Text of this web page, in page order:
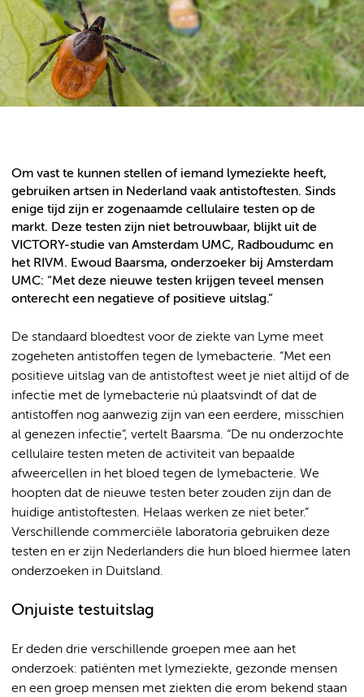
Om vast te kunnen stellen of iemand lymeziekte heeft,
gebruiken artsen in Nederland vaak antistoftesten. Sinds
enige tijd zijn er zogenaamde cellulaire testen op de
markt. Deze testen zijn niet betrouwbaar, blijkt uit de
VICTORY-studie van Amsterdam UMC, Radboudumc en
het RIVM. Ewoud Baarsma, onderzoeker bij Amsterdam
UMC: “Met deze nieuwe testen krijgen teveel mensen
onterecht een negatieve of positieve uitslag.”
De standaard bloedtest voor de ziekte van Lyme meet
zogeheten antistoffen tegen de lymebacterie. “Met een
positieve uitslag van de antistoftest weet je niet altijd of de
infectie met de lymebacterie nú plaatsvindt of dat de
antistoffen nog aanwezig zijn van een eerdere, misschien
al genezen infectie”, vertelt Baarsma. “De nu onderzochte
cellulaire testen meten de activiteit van bepaalde
afweercellen in het bloed tegen de lymebacterie. We
hoopten dat de nieuwe testen beter zouden zijn dan de
huidige antistoftesten. Helaas werken ze niet beter.”
Verschillende commerciële laboratoria gebruiken deze
testen en er zijn Nederlanders die hun bloed hiermee laten
onderzoeken in Duitsland.
Onjuiste testuitslag
Er deden drie verschillende groepen mee aan het
onderzoek: patiënten met lymeziekte, gezonde mensen
en een groep mensen met ziekten die erom bekend staan